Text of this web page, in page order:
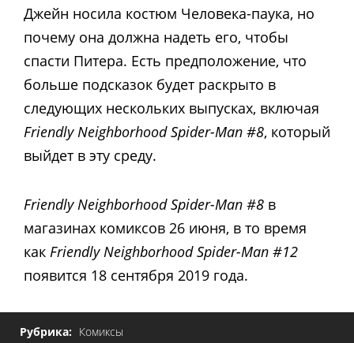
Джейн носила костюм Человека-паука, но
почему она должна надеть его, чтобы
спасти Питера. Есть предположение, что
больше подсказок будет раскрыто в
следующих нескольких выпусках, включая
Friendly Neighborhood Spider-Man #8, который
выйдет в эту среду.
Friendly Neighborhood Spider-Man #8 в
магазинах комиксов 26 июня, в то время
как Friendly Neighborhood Spider-Man #12
появится 18 сентября 2019 года.
Рубрика: Комиксы